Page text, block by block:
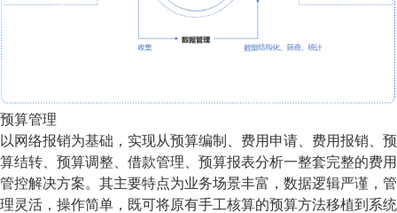
预算管理
以网络报销为基础，实现从预算编制、费用申请、费用报销、预
算结转、预算调整、借款管理、预算报表分析一整套完整的费用
管控解决方案。其主要特点为业务场景丰富，数据逻辑严谨，管
理灵活，操作简单，既可将原有手工核算的预算方法移植到系统